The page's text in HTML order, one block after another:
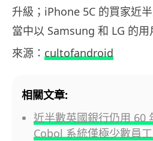
升級；iPhone 5C 的買家近
當中以 Samsung 和 LG 的用
來源： cultofandroid
相關文章:
近半數英國銀行仍用 60
Cobol 系統僅極少數員